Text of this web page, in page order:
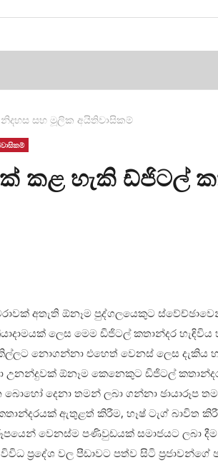
නිදහස සහ මූලික අයිතිවාසිකම්
කළ හැකි ඩ්ජිටල්
අතැති ඕනෑම පුද්ගලයෙකුට
ලෙස මෙම ඩිජිටල් කතාන්දර හැඳිවිය
නොගන්නා එහෙත් වෙනස් ලෙස දැකිය
උනන්දුවක් ඕනෑම කෙනෙකුට ඩිජිටල්
බොහෝ දෙනා තමන් ලබා ගන්නා ඡායාරූප
ඇතුළත් කිරීම, හෑෂ් ටැග් බාවිත
වෙනස්ම පණිවුඩයක් සමාජයට ලබා
ප්‍රදේශ වල පීඩාවට පත්ව සිටි ප්‍රජාවන්ගේ